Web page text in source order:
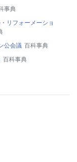
事典
リフォーメーショ
公会議 百科事典
百科事典